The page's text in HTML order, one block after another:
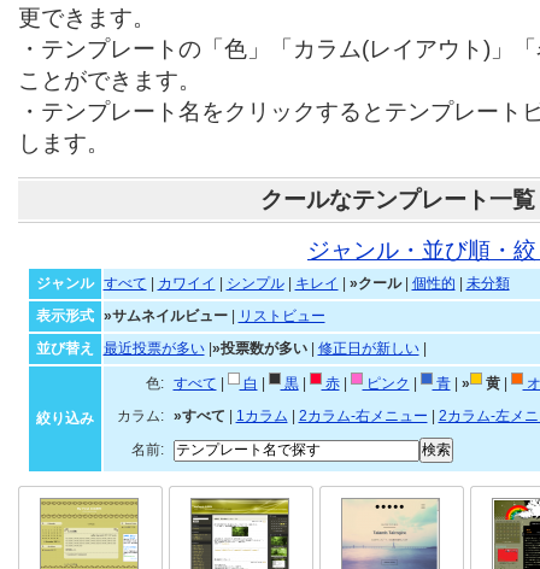
更できます。
・テンプレートの「色」「カラム(レイアウト)」
ことができます。
・テンプレート名をクリックするとテンプレート
します。
クールなテンプレート一覧
ジャンル・並び順・
ジャンル すべて カワイイ シンプル| キレイ »クール| 個性的
未分類
表示形式
»サムネイルビュー|
リストビュー
並び替え
最近投票が多い| »投票数が多い| 修正日が新しい|
絞り込み
色: すべて 白 黒| 赤| ピンク 青| » 黄|
カラム:
»すべて 1カラム 2カラム-右メニュー
2カラム-左メ
名前: